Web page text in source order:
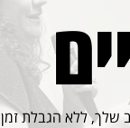
שלך, ללא הגבלת זמן